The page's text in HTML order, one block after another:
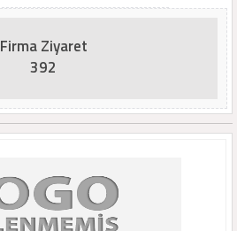
Firma Ziyaret
392